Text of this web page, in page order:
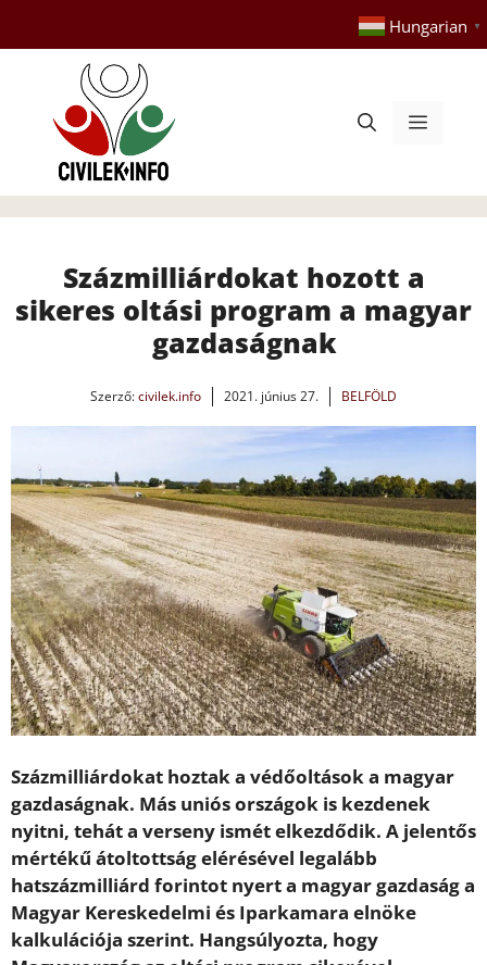
tartalomba
Hungarian ▼
Menü
Százmilliárdokat hozott a
sikeres oltási program a magyar
gazdaságnak
Szerző:civilek.info 2021. június 27. BELFÖLD
Százmilliárdokat hoztak a védőoltások a magyar
gazdaságnak. Más uniós országok is kezdenek
nyitni, tehát a verseny ismét elkezdődik. A jelentős
mértékű átoltottság elérésével legalább
hatszázmilliárd forintot nyert a magyar gazdaság a
Magyar Kereskedelmi és Iparkamara elnöke
kalkulációja szerint. Hangsúlyozta, hogy